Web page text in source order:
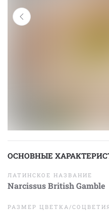
ОСНОВНЫЕ
ЛАТИНСКОЕ НАЗВАНИЕ
Narcissus British Gamble
РАЗМЕР ЦВЕТКА/